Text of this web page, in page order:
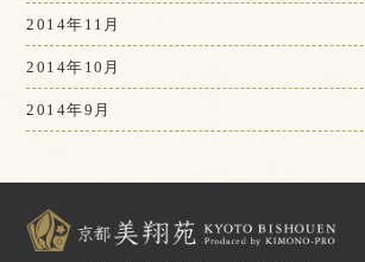
2014年11月
2014年10月
2014年9月